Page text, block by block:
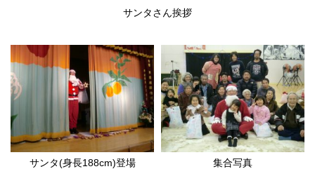
サンタさん挨拶
サンタ(身長188cm)登場 集合写真